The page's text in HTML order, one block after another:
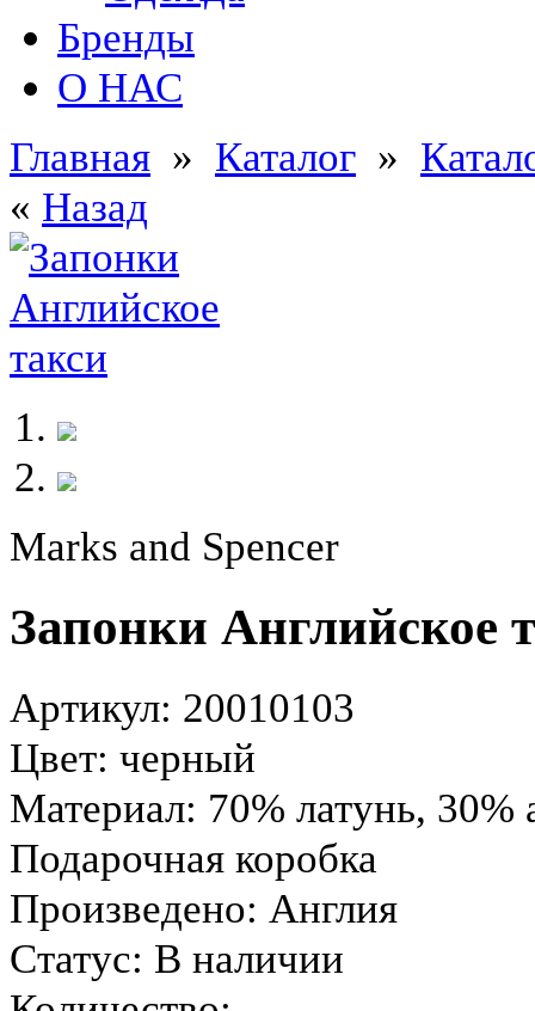
Бренды
О НАС
Главная » Каталог »
« Назад
Marks and Spencer
Запонки Английское
Артикул: 20010103
Цвет: черный
Материал: 70% латунь, 30%
Подарочная коробка
Произведено: Англия
Статус: В наличии